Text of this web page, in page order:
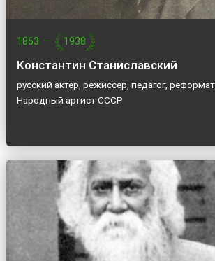
1863 — 1938
Константин Станиславский
русский актер, режиссер, педагог,
Народный артист СССР